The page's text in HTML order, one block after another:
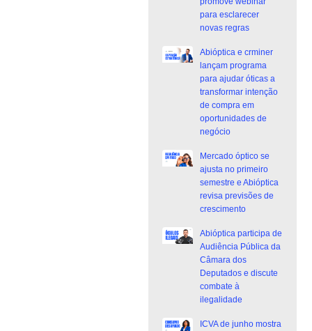
para esclarecer
novas regras
Abióptica e crminer
lançam programa
para ajudar óticas a
transformar intenção
de compra em
oportunidades de
negócio
Mercado óptico se
ajusta no primeiro
semestre e Abióptica
revisa previsões de
crescimento
Abióptica participa de
Audiência Pública da
Câmara dos
Deputados e discute
combate à
ilegalidade
ICVA de junho mostra